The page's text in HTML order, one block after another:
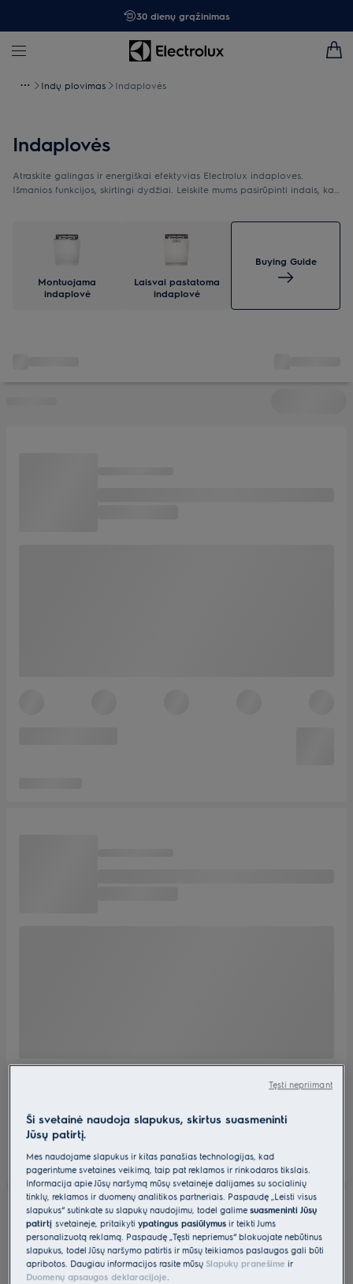
30 dienų grąžinimas
Indų plovimas Indaplovės
Indaplovės
Atraskite galingas ir energiškai efektyvias Electrolux indaploves.
Išmanios funkcijos, skirtingi dydžiai. Leiskite mums pasirūpinti indais, kad
Montuojama
indaplovė
Laisvai pastatoma
indaplovė
Buying Guide
Ši svetainė naudoja slapukus, skirtus suasmeninti
Jūsų patirtį.
Mes naudojame slapukus ir kitas panašias technologijas, kad
pagerintume svetainės veikimą, taip pat reklamos ir rinkodaros tikslais.
Informacija apie Jūsų naršymą mūsų svetainėje dalijamės su socialinių
tinklų, reklamos ir duomenų analitikos partneriais. Paspaudę „Leisti visus
slapukus“ sutinkate su slapukų naudojimu, todėl galimesuasmeninti Jūsų
patirtįsvetainėje, pritaikytiypatingus pasiūlymus ir teikti Jums
personalizuotą reklamą. Paspaudę „Tęsti nepriėmus“ blokuojate nebūtinus
slapukus, todėl Jūsų naršymo patirtis ir mūsų teikiamos paslaugos gali būti
apribotos. Daugiau informacijos rasite mūsų Slapukų pranešime ir
Duomenų apsaugos deklaracijoje.
Tęsti nepriimant